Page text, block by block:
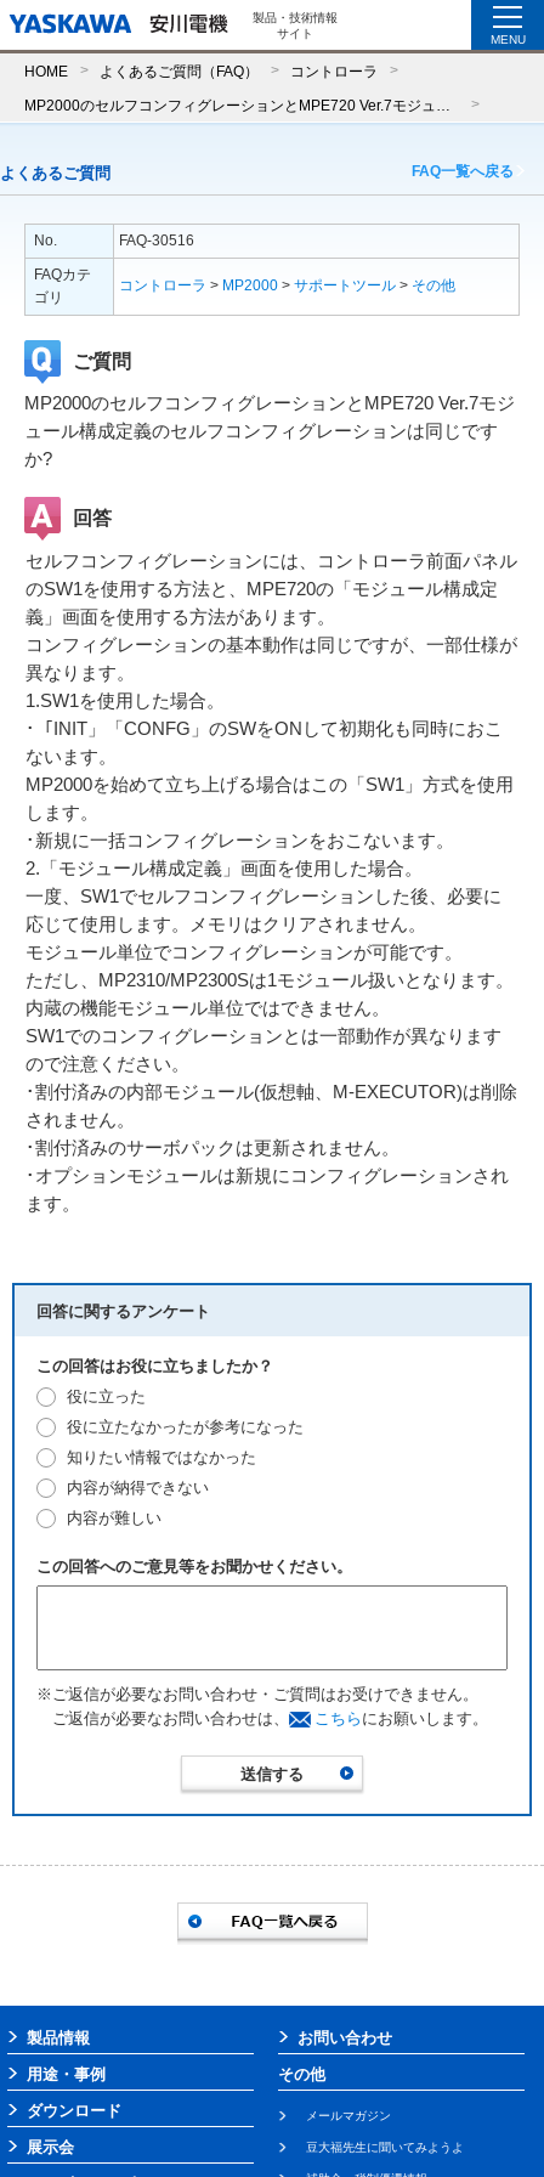
製品・技術情報
サイト
MENU
HOME よくあるご質問（FAQ） コントローラ
よくあるご質問 FAQ一覧へ戻る
No.
FAQ-30516
FAQカテ
ゴリ
コントローラ > MP2000 > サポートツール > その他
ご質問
MP2000のセルフコンフィグレーションとMPE720 Ver.7モジ
ュール構成定義のセルフコンフィグレーションは同じです
か?
回答
セルフコンフィグレーションには、コントローラ前面パネル
のSW1を使用する方法と、MPE720の「モジュール構成定
義」画面を使用する方法があります。
コンフィグレーションの基本動作は同じですが、一部仕様が
異なります。
1.SW1を使用した場合。
･「INIT」「CONFG」のSWをONして初期化も同時におこ
ないます。
MP2000を始めて立ち上げる場合はこの「SW1」方式を使用
します。
･新規に一括コンフィグレーションをおこないます。
2.「モジュール構成定義」画面を使用した場合。
一度、SW1でセルフコンフィグレーションした後、必要に
応じて使用します。メモリはクリアされません。
モジュール単位でコンフィグレーションが可能です。
ただし、MP2310/MP2300Sは1モジュール扱いとなります。
内蔵の機能モジュール単位ではできません。
SW1でのコンフィグレーションとは一部動作が異なります
ので注意ください。
･割付済みの内部モジュール(仮想軸、M-EXECUTOR)は削除
されません。
･割付済みのサーボパックは更新されません。
･オプションモジュールは新規にコンフィグレーションされ
ます。
回答に関するアンケート
この回答はお役に立ちましたか？
役に立った
役に立たなかったが参考になった
知りたい情報ではなかった
内容が納得できない
内容が難しい
この回答へのご意見等をお聞かせください。
※ご返信が必要なお問い合わせ・ご質問はお受けできません。
ご返信が必要なお問い合わせは、
こちら にお願いします。
製品情報
用途・事例
ダウンロード
展示会
お問い合わせ
その他
メールマガジン
豆大福先生に聞いてみようよ